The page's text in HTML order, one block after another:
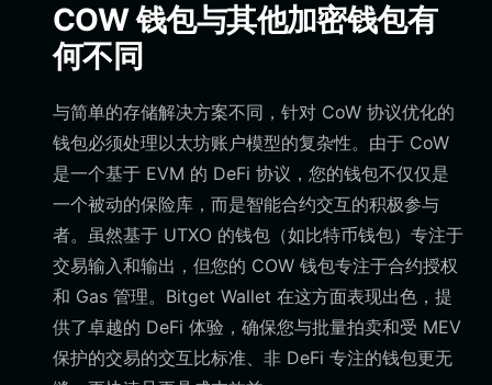
COW 钱包与其他加密钱包有
何不同
与简单的存储解决方案不同，针对 CoW 协议优化的
钱包必须处理以太坊账户模型的复杂性。由于 CoW
是一个基于 EVM 的 DeFi 协议，您的钱包不仅仅是
一个被动的保险库，而是智能合约交互的积极参与
者。虽然基于 UTXO 的钱包（如比特币钱包）专注于
交易输入和输出，但您的 COW 钱包专注于合约授权
和 Gas 管理。Bitget Wallet 在这方面表现出色，提
供了卓越的 DeFi 体验，确保您与批量拍卖和受 MEV
保护的交易的交互比标准、非 DeFi 专注的钱包更无